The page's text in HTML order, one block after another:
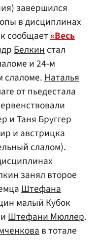
завершился
в дисциплинах
сообщает«Весь
Белкинстал
и 24-м
слаломе.Наталья
от пьедестала
и Таня Бруггер
и австрицка
слалом).
занял второе
Штефана
малый Кубок
Штефани Мюллер.
в тотале